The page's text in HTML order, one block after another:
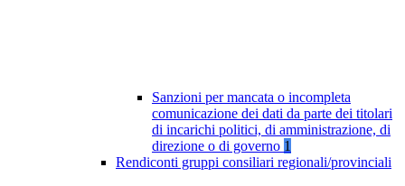
Sanzioni per mancata o incompleta
comunicazione dei dati da parte dei titolari
di incarichi politici, di amministrazione, di
direzione o di governo 1
Rendiconti gruppi consiliari regionali/provinciali